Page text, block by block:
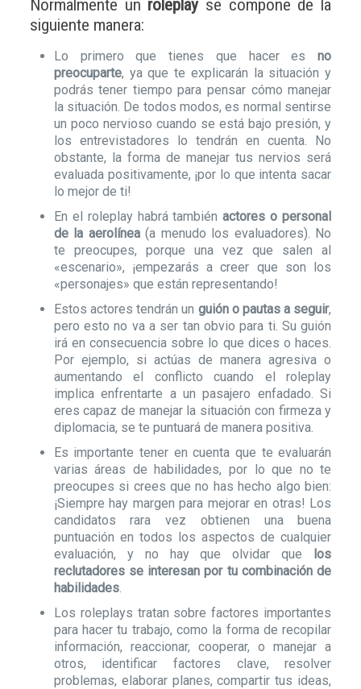
Normalmente un roleplayse compone de la
siguiente manera:
Lo primero que tienes que hacer esno
preocuparte, ya que te explicarán la situación y
podrás tener tiempo para pensar cómo manejar
la situación. De todos modos, es normal sentirse
un poco nervioso cuando se está bajo presión, y
los entrevistadores lo tendrán en cuenta. No
obstante, la forma de manejar tus nervios será
evaluada positivamente, ¡por lo que intenta sacar
lo mejor de ti!
En el roleplay habrá también actores o personal
de la aerolínea(a menudo los evaluadores). No
te preocupes, porque una vez que salen al
«escenario», ¡empezarás a creer que son los
«personajes» que están representando!
Estos actores tendrán un guión o pautas a seguir,
pero esto no va a ser tan obvio para ti. Su guión
irá en consecuencia sobre lo que dices o haces.
Por ejemplo, si actúas de manera agresiva o
aumentando el conflicto cuando el roleplay
implica enfrentarte a un pasajero enfadado. Si
eres capaz de manejar la situación con firmeza y
diplomacia, se te puntuará de manera positiva.
Es importante tener en cuenta que te evaluarán
varias áreas de habilidades, por lo que no te
preocupes si crees que no has hecho algo bien:
¡Siempre hay margen para mejorar en otras! Los
candidatos rara vez obtienen una buena
puntuación en todos los aspectos de cualquier
evaluación, y no hay que olvidar que los
reclutadores se interesan por tu combinación de
habilidades.
Los roleplays tratan sobre factores importantes
para hacer tu trabajo, como la forma de recopilar
información, reaccionar, cooperar, o manejar a
otros, identificar factores clave, resolver
problemas, elaborar planes, compartir tus ideas,